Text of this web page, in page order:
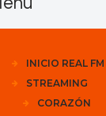
INICIO REAL FM
STREAMING
CORAZÓN